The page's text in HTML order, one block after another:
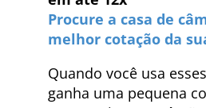
Procure a casa de
melhor cotação da
Quando você usa
ganha uma pequena